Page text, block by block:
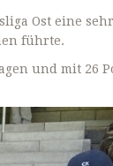
Ost eine
führte.
und mit 26